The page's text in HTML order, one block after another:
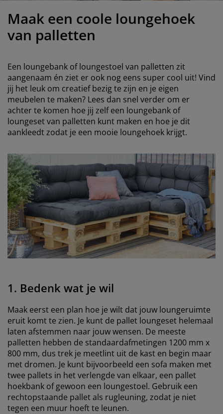
strijken
Maak een coole loungehoek
van palletten
Een loungebank of loungestoel van palletten zit
aangenaam én ziet er ook nog eens super cool uit! Vind
jij het leuk om creatief bezig te zijn en je eigen
meubelen te maken? Lees dan snel verder om er
achter te komen hoe jij zelf een loungebank of
loungeset van palletten kunt maken en hoe je dit
aankleedt zodat je een mooie loungehoek krijgt.
1. Bedenk wat je wil
Maak eerst een plan hoe je wilt dat jouw loungeruimte
eruit komt te zien. Je kunt de pallet loungeset helemaal
laten afstemmen naar jouw wensen. De meeste
palletten hebben de standaardafmetingen 1200 mm x
800 mm, dus trek je meetlint uit de kast en begin maar
met dromen. Je kunt bijvoorbeeld een sofa maken met
twee pallets in het verlengde van elkaar, een pallet
hoekbank of gewoon een loungestoel. Gebruik een
rechtopstaande pallet als rugleuning, zodat je niet
tegen een muur hoeft te leunen.